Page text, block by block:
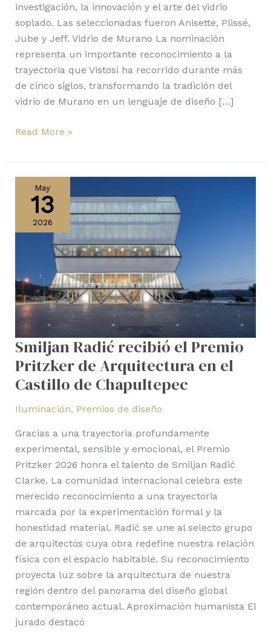
investigación, la innovación y el arte del vidrio
soplado. Las seleccionadas fueron Anisette, Plissé,
Jube y Jeff. Vidrio de Murano La nominación
representa un importante reconocimiento a la
trayectoria que Vistosi ha recorrido durante más
de cinco siglos, transformando la tradición del
vidrio de Murano en un lenguaje de diseño […]
Read More »
May
13
2026
Smiljan Radić recibió el Premio
Pritzker de Arquitectura en el
Castillo de Chapultepec
Iluminación, Premios de diseño
Gracias a una trayectoria profundamente
experimental, sensible y emocional, el Premio
Pritzker 2026 honra el talento de Smiljan Radić
Clarke. La comunidad internacional celebra este
merecido reconocimiento a una trayectoria
marcada por la experimentación formal y la
honestidad material. Radić se une al selecto grupo
de arquitectos cuya obra redefine nuestra relación
física con el espacio habitable. Su reconocimiento
proyecta luz sobre la arquitectura de nuestra
región dentro del panorama del diseño global
contemporáneo actual. Aproximación humanista El
jurado destacó
Radić
recibió
Premio
Arquitectura
en
el
Castillo
de
Chapultepec